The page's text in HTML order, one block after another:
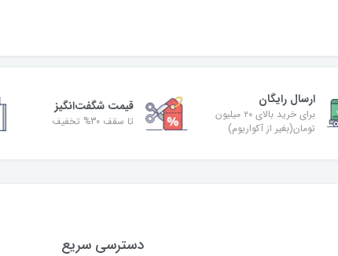
ارسال رایگان
برای خرید بالای ۲۰ میلیون
تومان(بغیر از آکواریوم)
قیمت شگفت‌انگیز
تا سقف 30% تخفیف
دسترسی سریع